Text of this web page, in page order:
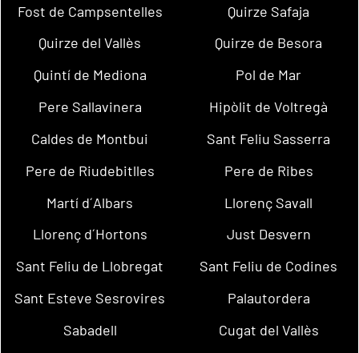
Fost de Campsentelles
Quirze Safaja
Quirze del Vallès
Quirze de Besora
Quintí de Mediona
Pol de Mar
Pere Sallavinera
Hipòlit de Voltregà
Caldes de Montbui
Sant Feliu Sasserra
Pere de Riudebitlles
Pere de Ribes
Martí d´Albars
Llorenç Savall
Llorenç d´Hortons
Just Desvern
Sant Feliu de Llobregat
Sant Feliu de Codines
Sant Esteve Sesrovires
Palautordera
Sabadell
Cugat del Vallès